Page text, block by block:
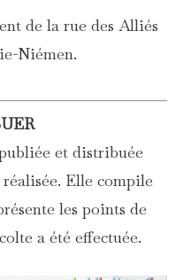
de la rue des Alliés
Niémen.
et distribuée
Elle compile
les points de
a été effectuée.